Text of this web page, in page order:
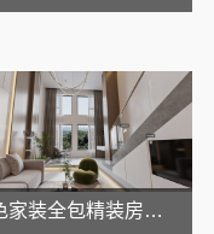
百色家装全包精装房改造就选尚材居